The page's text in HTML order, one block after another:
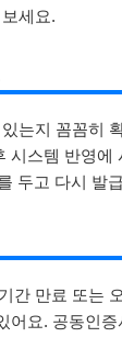
세요.
는지 꼼꼼히
시스템 반영에
두고 다시 발
간 만료 또는
어요. 공동인